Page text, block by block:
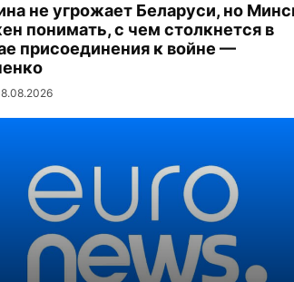
не угрожает Беларуси, но
понимать, с чем столкнется в
присоединения к войне —